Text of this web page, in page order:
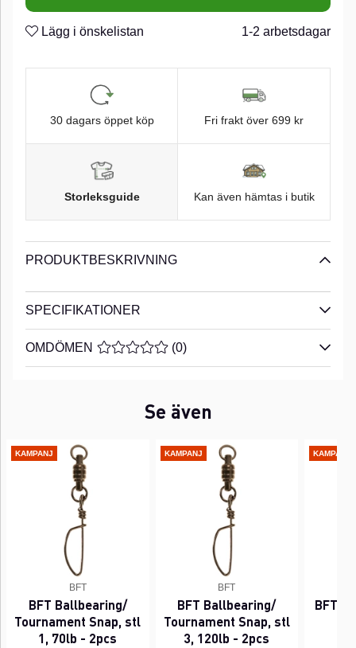
Svart pulver lackat rostfritt stål
n
Lägg i önskelistan 1-2 arbetsdagar
30 dagars öppet köp Fri frakt över 699 kr
Storleksguide Kan även hämtas i butik
PRODUKTBESKRIVNING
SPECIFIKATIONER
OMDÖMEN MEDELBETYG 0 AV 5 ANTAL BETYG 0
(0)
Se även
KAMPANJ
BFT
BFT Ballbearing/
Tournament Snap, stl
1, 70lb - 2pcs
KAMPANJ
BFT
BFT Ballbearing/
Tournament Snap, stl
3, 120lb - 2pcs
KAMPANJ
BFT